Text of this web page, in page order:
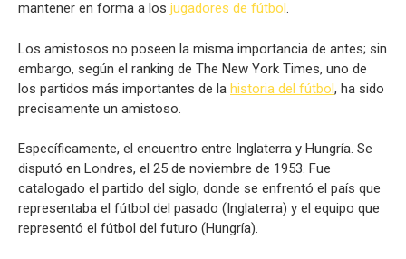
mantener en forma a los jugadores de fútbol.
Los amistosos no poseen la misma importancia de antes; sin
embargo, según el ranking de The New York Times, uno de
los partidos más importantes de la historia del fútbol, ha sido
precisamente un amistoso.
Específicamente, el encuentro entre Inglaterra y Hungría. Se
disputó en Londres, el 25 de noviembre de 1953. Fue
catalogado el partido del siglo, donde se enfrentó el país que
representaba el fútbol del pasado (Inglaterra) y el equipo que
representó el fútbol del futuro (Hungría).